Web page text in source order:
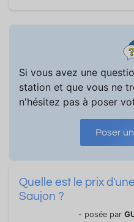
Si vous avez une
station et que vous ne
n'hésitez pas à poser
Poser
Quelle est le prix
Saujon ?
- posée par